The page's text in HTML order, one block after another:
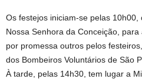
Os festejos iniciam-se pelas
Nossa Senhora da Conceição, para
por promessa outros pelos
dos Bombeiros Voluntários de São
À tarde, pelas 14h30, tem lugar a